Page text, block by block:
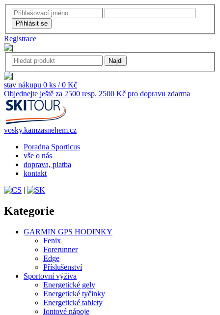
Registrace
stav nákupu 0 ks / 0 Kč
Objednejte ještě za 2500 resp. 2500 Kč pro dopravu zdarma
vosky.kamzasnehem.cz
Poradna Sporticus
vše o nás
doprava, platba
kontakt
|
Kategorie
GARMIN GPS HODINKY
Fenix
Forerunner
Edge
Příslušenství
Sportovní výživa
Energetické gely
Energetické tyčinky
Energetické tablety
Iontové nápoje